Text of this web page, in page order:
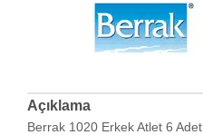
Açıklama
Berrak 1020 Erkek Atlet 6 Adet